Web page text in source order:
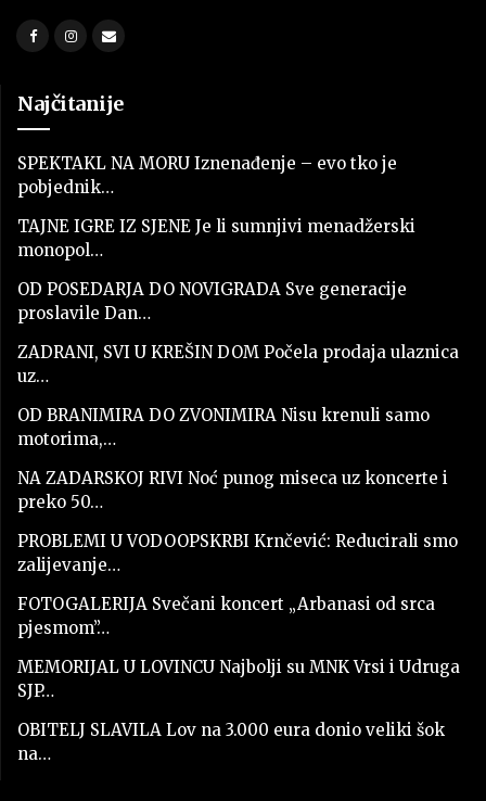
Najčitanije
SPEKTAKL NA MORU Iznenađenje – evo tko je
pobjednik…
TAJNE IGRE IZ SJENE Je li sumnjivi menadžerski
monopol…
OD POSEDARJA DO NOVIGRADA Sve generacije
proslavile Dan…
ZADRANI, SVI U KREŠIN DOM Počela prodaja ulaznica
uz…
OD BRANIMIRA DO ZVONIMIRA Nisu krenuli samo
motorima,…
NA ZADARSKOJ RIVI Noć punog miseca uz koncerte i
preko 50…
PROBLEMI U VODOOPSKRBI Krnčević: Reducirali smo
zalijevanje…
FOTOGALERIJA Svečani koncert „Arbanasi od srca
pjesmom”…
MEMORIJAL U LOVINCU Najbolji su MNK Vrsi i Udruga
SJP…
OBITELJ SLAVILA Lov na 3.000 eura donio veliki šok
na…